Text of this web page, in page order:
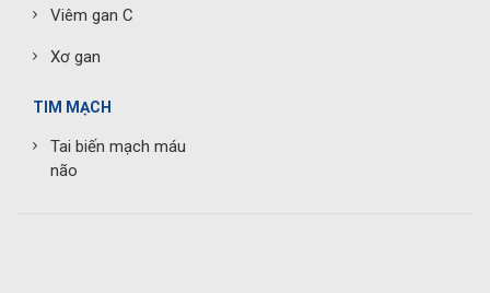
Viêm gan C
Xơ gan
TIM MẠCH
Tai biến mạch máu
não